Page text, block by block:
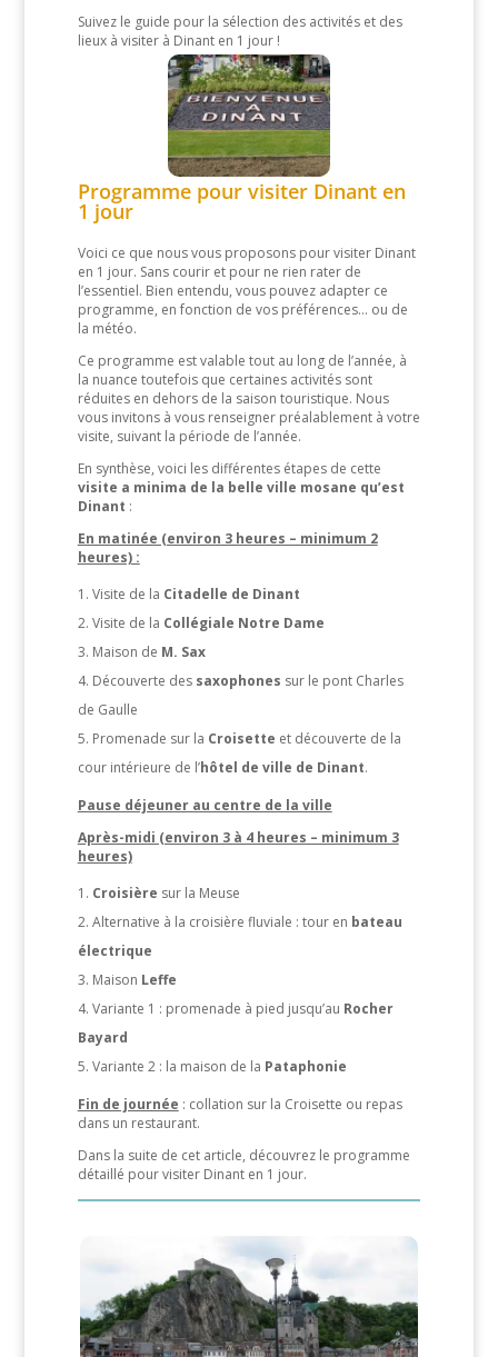
Suivez le guide pour la sélection des activités et des
lieux à visiter à Dinant en 1 jour !
Programme pour visiter Dinant en
1 jour
Voici ce que nous vous proposons pour visiter Dinant
en 1 jour. Sans courir et pour ne rien rater de
l’essentiel. Bien entendu, vous pouvez adapter ce
programme, en fonction de vos préférences… ou de
la météo.
Ce programme est valable tout au long de l’année, à
la nuance toutefois que certaines activités sont
réduites en dehors de la saison touristique. Nous
vous invitons à vous renseigner préalablement à votre
visite, suivant la période de l’année.
En synthèse, voici les différentes étapes de cette
visite a minima de la belle ville mosane qu’est
Dinant :
En matinée (environ 3 heures – minimum 2
heures) :
Visite de la Citadelle de Dinant
Visite de la Collégiale Notre Dame
Maison de M. Sax
Découverte des saxophones sur le pont Charles
de Gaulle
Promenade sur la Croisette et découverte de la
cour intérieure de l’hôtel de ville de Dinant.
Pause déjeuner au centre de la ville
Après-midi (environ 3 à 4 heures – minimum 3
heures)
Croisière sur la Meuse
Alternative à la croisière fluviale : tour en bateau
électrique
Maison Leffe
Variante 1 : promenade à pied jusqu’au Rocher
Bayard
Variante 2 : la maison de la Pataphonie
Fin de journée : collation sur la Croisette ou repas
dans un restaurant.
Dans la suite de cet article, découvrez le programme
détaillé pour visiter Dinant en 1 jour.